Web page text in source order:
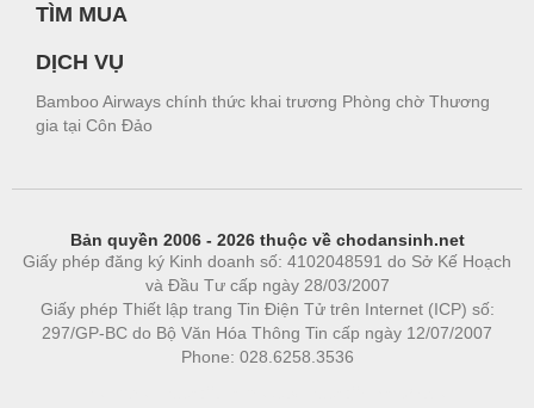
TÌM MUA
DỊCH VỤ
Bamboo Airways chính thức khai trương Phòng chờ Thương
gia tại Côn Đảo
Bản quyền 2006 - 2026 thuộc về chodansinh.net
Giấy phép đăng ký Kinh doanh số: 4102048591 do Sở Kế Hoạch
và Đầu Tư cấp ngày 28/03/2007
Giấy phép Thiết lập trang Tin Điện Tử trên Internet (ICP) số:
297/GP-BC do Bộ Văn Hóa Thông Tin cấp ngày 12/07/2007
Phone: 028.6258.3536